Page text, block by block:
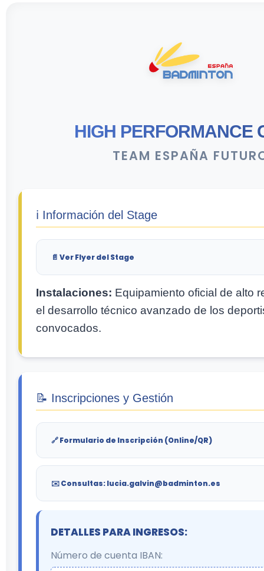
HIGH PERFORMANCE
TEAM ESPAÑA
ℹ️ Información del Stage
📄 Ver Flyer del Stage
Instalaciones: Equipamiento oficial de alto
el desarrollo técnico avanzado de los
convocados.
📝 Inscripciones y Gestión
🔗 Formulario de Inscripción (Online/QR)
✉️ Consultas: lucia.galvin@badminton.es
DETALLES PARA INGRESOS:
Número de cuenta IBAN: